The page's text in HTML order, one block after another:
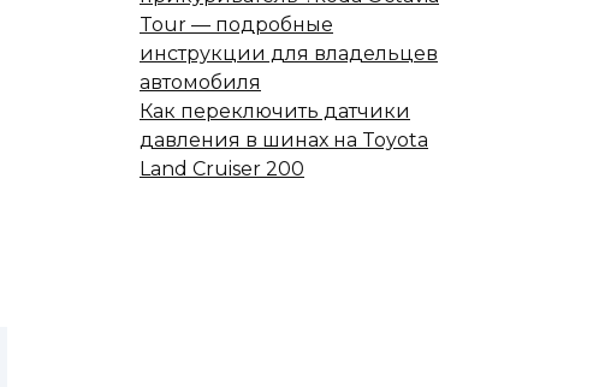
Tour — подробные
инструкции для владельцев
автомобиля
Как переключить датчики
давления в шинах на Toyota
Land Cruiser 200